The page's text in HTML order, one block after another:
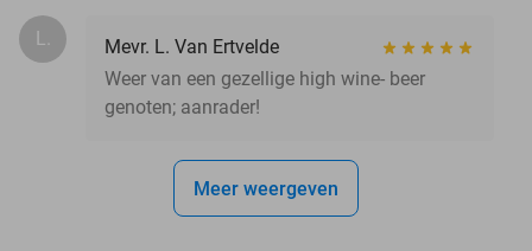
L.
Mevr. L. Van Ertvelde
Weer van een gezellige high wine- beer
genoten; aanrader!
Meer weergeven